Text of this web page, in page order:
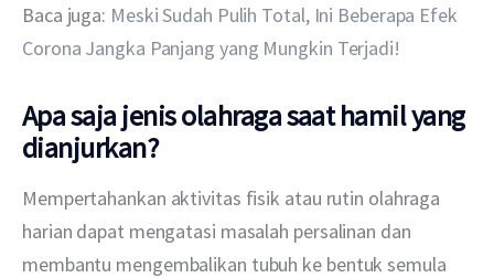
Baca juga: Meski Sudah Pulih Total, Ini Beberapa Efek
Corona Jangka Panjang yang Mungkin Terjadi!
Apa saja jenis olahraga saat hamil yang
dianjurkan?
Mempertahankan aktivitas fisik atau rutin olahraga
harian dapat mengatasi masalah persalinan dan
membantu mengembalikan tubuh ke bentuk semula